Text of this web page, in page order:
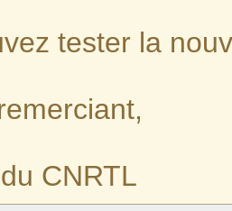
tester la
CNRTL